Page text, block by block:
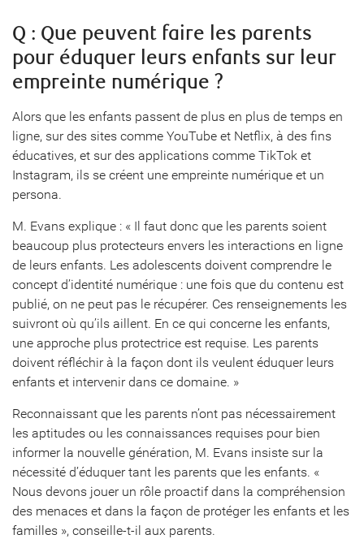
Q : Que peuvent faire les parents
pour éduquer leurs enfants sur leur
empreinte numérique ?
Alors que les enfants passent de plus en plus de temps en
ligne, sur des sites comme YouTube et Netflix, à des fins
éducatives, et sur des applications comme TikTok et
Instagram, ils se créent une empreinte numérique et un
persona.
M. Evans explique : « Il faut donc que les parents soient
beaucoup plus protecteurs envers les interactions en ligne
de leurs enfants. Les adolescents doivent comprendre le
concept d’identité numérique : une fois que du contenu est
publié, on ne peut pas le récupérer. Ces renseignements les
suivront où qu’ils aillent. En ce qui concerne les enfants,
une approche plus protectrice est requise. Les parents
doivent réfléchir à la façon dont ils veulent éduquer leurs
enfants et intervenir dans ce domaine. »
Reconnaissant que les parents n’ont pas nécessairement
les aptitudes ou les connaissances requises pour bien
informer la nouvelle génération, M. Evans insiste sur la
nécessité d’éduquer tant les parents que les enfants. «
Nous devons jouer un rôle proactif dans la compréhension
des menaces et dans la façon de protéger les enfants et les
familles », conseille-t-il aux parents.